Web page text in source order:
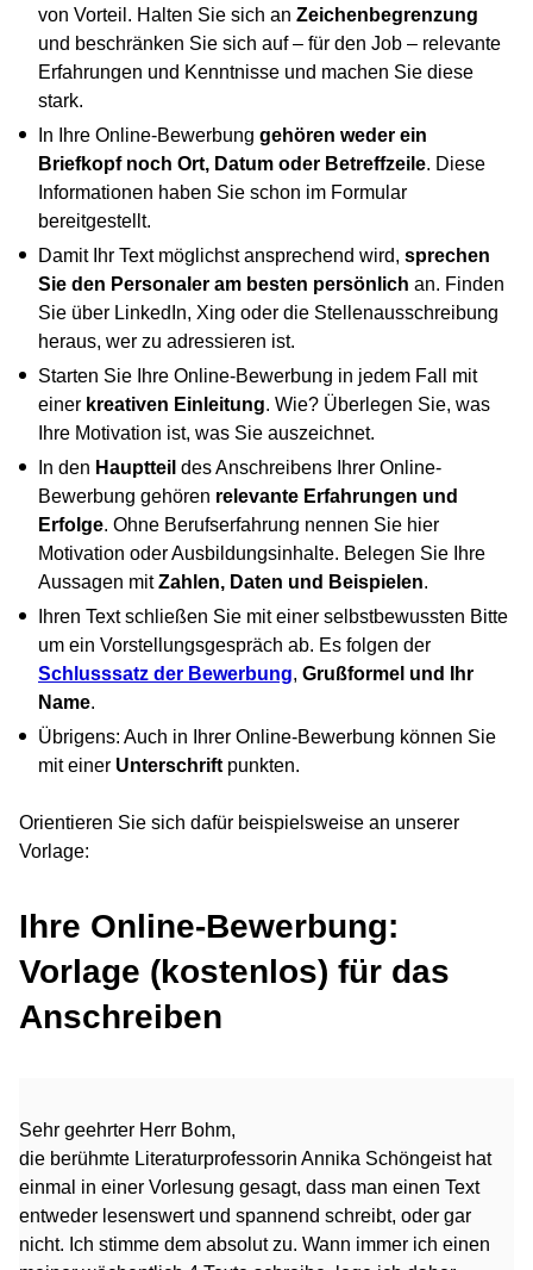
von Vorteil. Halten Sie sich an Zeichenbegrenzung
und beschränken Sie sich auf – für den Job – relevante
Erfahrungen und Kenntnisse und machen Sie diese
stark.
In Ihre Online-Bewerbung gehören weder ein
Briefkopf noch Ort, Datum oder Betreffzeile. Diese
Informationen haben Sie schon im Formular
bereitgestellt.
Damit Ihr Text möglichst ansprechend wird, sprechen
Sie den Personaler am besten persönlich an. Finden
Sie über LinkedIn, Xing oder die Stellenausschreibung
heraus, wer zu adressieren ist.
Starten Sie Ihre Online-Bewerbung in jedem Fall mit
einer kreativen Einleitung. Wie? Überlegen Sie, was
Ihre Motivation ist, was Sie auszeichnet.
In den Hauptteil des Anschreibens Ihrer Online-
Bewerbung gehören relevante Erfahrungen und
Erfolge. Ohne Berufserfahrung nennen Sie hier
Motivation oder Ausbildungsinhalte. Belegen Sie Ihre
Aussagen mitZahlen, Daten und Beispielen.
Ihren Text schließen Sie mit einer selbstbewussten Bitte
um ein Vorstellungsgespräch ab. Es folgen der
Schlusssatz der Bewerbung, Grußformel und Ihr
Name.
Übrigens: Auch in Ihrer Online-Bewerbung können Sie
mit einer Unterschrift punkten.
Orientieren Sie sich dafür beispielsweise an unserer
Vorlage:
Ihre Online-Bewerbung:
Vorlage (kostenlos) für das
Anschreiben
Sehr geehrter Herr Bohm,
die berühmte Literaturprofessorin Annika Schöngeist hat
einmal in einer Vorlesung gesagt, dass man einen Text
entweder lesenswert und spannend schreibt, oder gar
nicht. Ich stimme dem absolut zu. Wann immer ich einen